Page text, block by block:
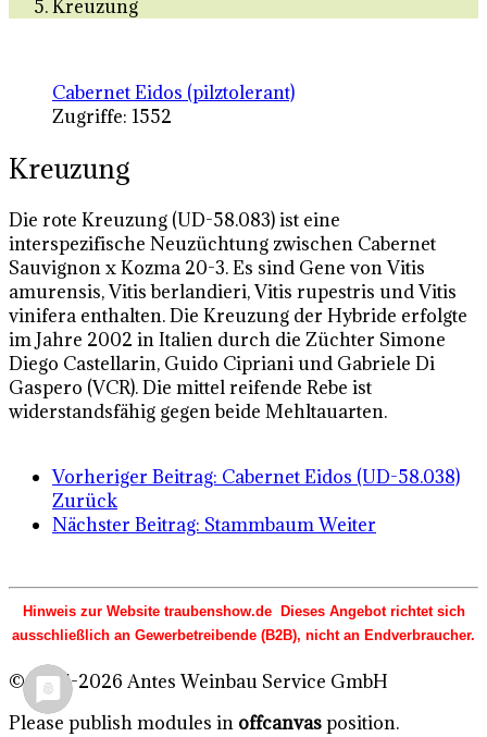
Kreuzung
Cabernet Eidos (pilztolerant)
Zugriffe: 1552
Kreuzung
Die rote Kreuzung (UD-58.083) ist eine
interspezifische Neuzüchtung zwischen Cabernet
Sauvignon x Kozma 20-3. Es sind Gene von Vitis
amurensis, Vitis berlandieri, Vitis rupestris und Vitis
vinifera enthalten. Die Kreuzung der Hybride erfolgte
im Jahre 2002 in Italien durch die Züchter Simone
Diego Castellarin, Guido Cipriani und Gabriele Di
Gaspero (VCR). Die mittel reifende Rebe ist
widerstandsfähig gegen beide Mehltauarten.
Vorheriger Beitrag: Cabernet Eidos (UD-58.038)
Zurück
Nächster Beitrag: StammbaumWeiter
Hinweis zur Website traubenshow.de Dieses Angebot richtet sich
ausschließlich an Gewerbetreibende (B2B), nicht an Endverbraucher.
© 2015-2026 Antes Weinbau Service GmbH
Please publish modules in offcanvasposition.